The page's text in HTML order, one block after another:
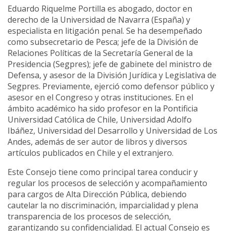
Eduardo Riquelme Portilla es abogado, doctor en
derecho de la Universidad de Navarra (España) y
especialista en litigación penal. Se ha desempeñado
como subsecretario de Pesca; jefe de la División de
Relaciones Políticas de la Secretaría General de la
Presidencia (Segpres); jefe de gabinete del ministro de
Defensa, y asesor de la División Jurídica y Legislativa de
Segpres. Previamente, ejerció como defensor público y
asesor en el Congreso y otras instituciones. En el
ámbito académico ha sido profesor en la Pontificia
Universidad Católica de Chile, Universidad Adolfo
Ibáñez, Universidad del Desarrollo y Universidad de Los
Andes, además de ser autor de libros y diversos
artículos publicados en Chile y el extranjero.
Este Consejo tiene como principal tarea conducir y
regular los procesos de selección y acompañamiento
para cargos de Alta Dirección Pública, debiendo
cautelar la no discriminación, imparcialidad y plena
transparencia de los procesos de selección,
garantizando su confidencialidad. El actual Consejo es